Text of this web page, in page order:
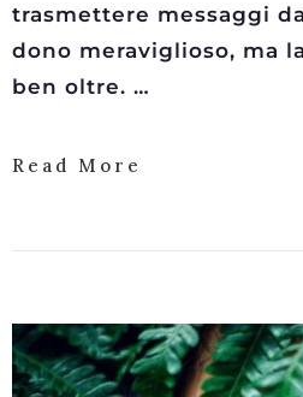
trasmettere messaggi
dono meraviglioso, ma
ben oltre. …
Read More